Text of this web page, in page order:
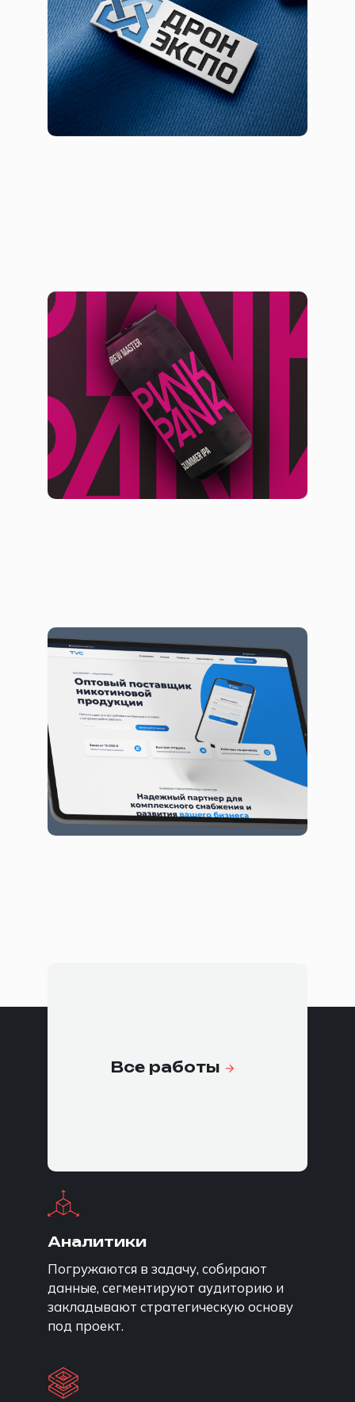
Фирменный стиль
Дизайн банок крафтового пива со
своим имиджем
Брендинг Дизайн упаковки
Комплексное e-commerce решение с
элементами ЭДО и CRM
Сайты Сервисы
Все работы
Аналитики
Погружаются в задачу, собирают
данные, сегментируют аудиторию и
закладывают стратегическую основу
под проект.